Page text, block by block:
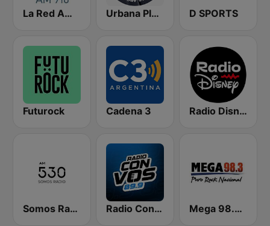
La Red AM 910 Urbana Play 104.3 FM D SPORTS
Futurock Cadena 3 Radio Disney Latinoamérica
Somos Radio AM 530 Radio Con Vos 89.9 Mega 98.3 FM